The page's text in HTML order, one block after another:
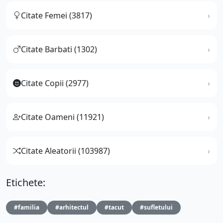
Citate Femei (3817)
Citate Barbati (1302)
Citate Copii (2977)
Citate Oameni (11921)
Citate Aleatorii (103987)
Etichete:
#familia #arhitectul #tacut #sufletului